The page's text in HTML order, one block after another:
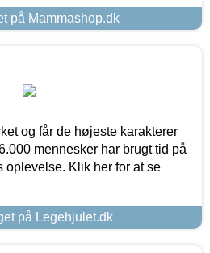
på Mammashop.dk
og får de højeste karakterer
mennesker har brugt tid på
oplevelse. Klik her for at se
på Legehjulet.dk